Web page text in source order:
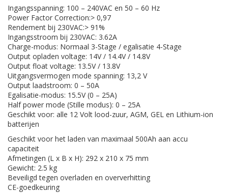
Ingangsspanning: 100 – 240VAC en 50 – 60 Hz
Power Factor Correction:> 0,97
Rendement bij 230VAC:> 91%
Ingangsstroom bij 230VAC: 3.62A
Charge-modus: Normaal 3-Stage / egalisatie 4-Stage
Output opladen voltage: 14V / 14.4V / 14.8V
Output float voltage: 13.5V / 13.8V
Uitgangsvermogen mode spanning: 13,2 V
Output laadstroom: 0 – 50A
Egalisatie-modus: 15.5V (0 – 25A)
Half power mode (Stille modus): 0 – 25A
Geschikt voor: alle 12 Volt lood-zuur, AGM, GEL en Lithium-ion
batterijen
Geschikt voor het laden van maximaal 500Ah aan accu
capaciteit
Afmetingen (L x B x H): 292 x 210 x 75 mm
Gewicht: 2.5 kg
Beveiligd tegen overladen en oververhitting
CE-goedkeuring